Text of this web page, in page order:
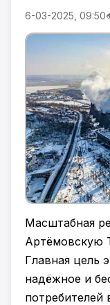
6-03-2025, 09:50
Масштабная
Артёмовскую
Главная цель
надёжное и
потребителей